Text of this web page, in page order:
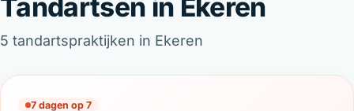
5 tandartspraktijken in Ekeren
7 dagen op 7